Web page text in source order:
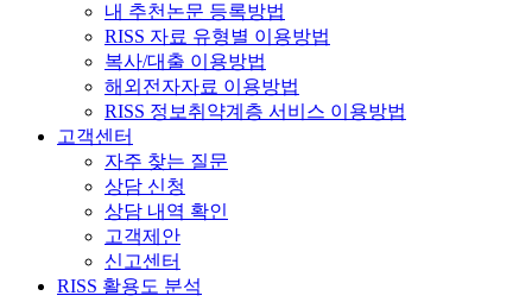
내 추천논문 등록방법
RISS 자료 유형별 이용방법
복사/대출 이용방법
해외전자자료 이용방법
RISS 정보취약계층 서비스 이용방법
고객센터
자주 찾는 질문
상담 신청
상담 내역 확인
고객제안
신고센터
RISS 활용도 분석